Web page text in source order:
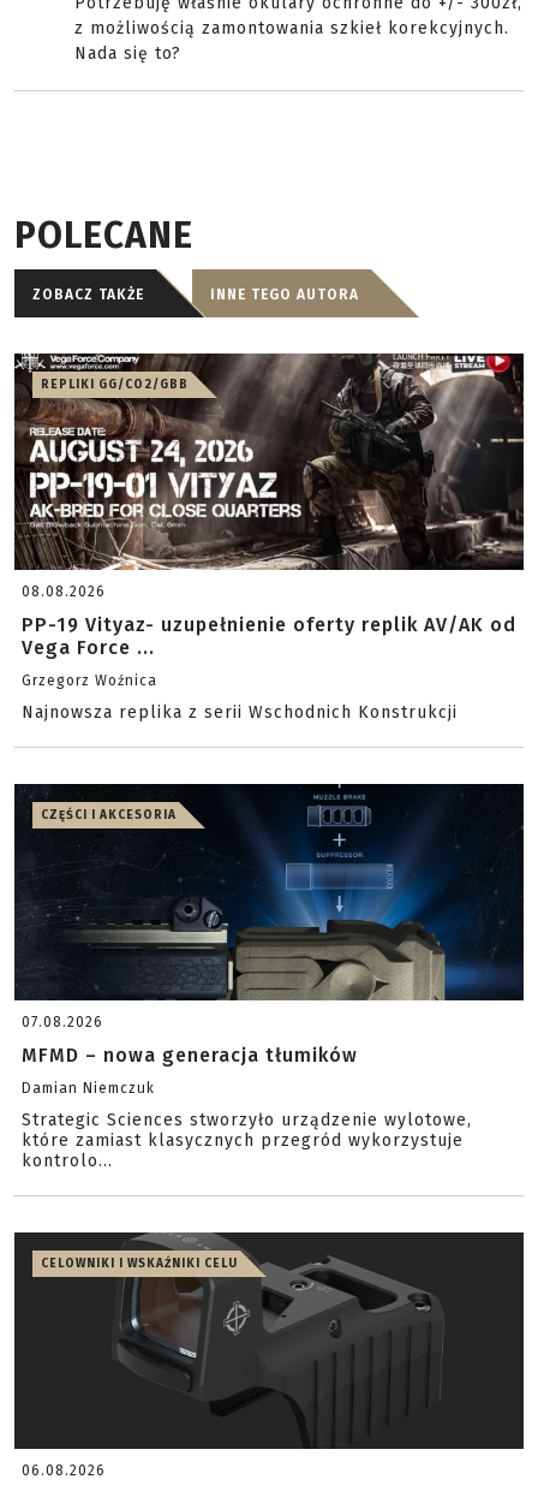
z możliwością zamontowania szkieł korekcyjnych.
Nada się to?
POLECANE
ZOBACZ TAKŻE INNE TEGO AUTORA
REPLIKI GG/CO2/GBB
08.08.2026
PP-19 Vityaz- uzupełnienie oferty replik AV/AK od
Vega Force ...
Grzegorz Woźnica
Najnowsza replika z serii Wschodnich Konstrukcji
CZĘŚCI I AKCESORIA
07.08.2026
MFMD – nowa generacja tłumików
Damian Niemczuk
Strategic Sciences stworzyło urządzenie wylotowe,
które zamiast klasycznych przegród wykorzystuje
kontrolo...
CELOWNIKI I WSKAŹNIKI CELU
06.08.2026